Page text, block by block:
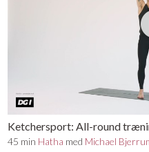
Ketchersport: All-round
45 min Hatha med Michael